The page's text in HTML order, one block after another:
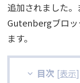
追加されました
Gutenbergブロッ
ます。
目次 [表示]